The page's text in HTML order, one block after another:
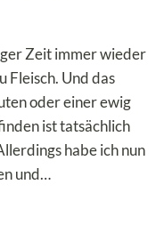
Zeit immer wieder
Fleisch. Und das
oder einer ewig
ist tatsächlich
habe ich nun
und…